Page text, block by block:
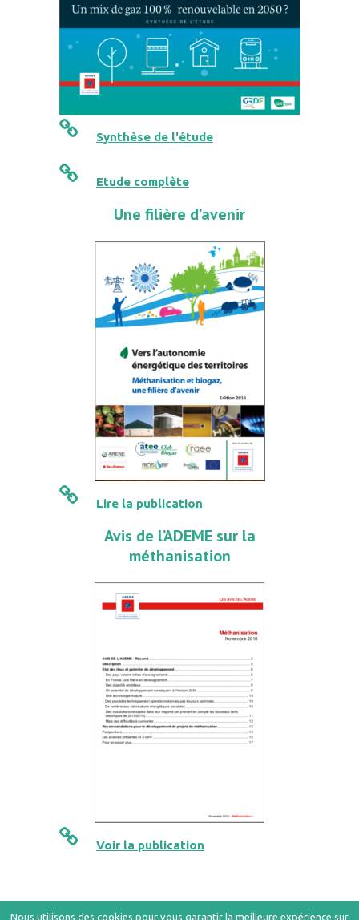
Synthèse de l'étude
Etude complète
Une filière d’avenir
Lire la publication
Avis de l’ADEME sur la
méthanisation
Voir la publication
Nous utilisons des cookies pour vous garantir la meilleure expérience sur